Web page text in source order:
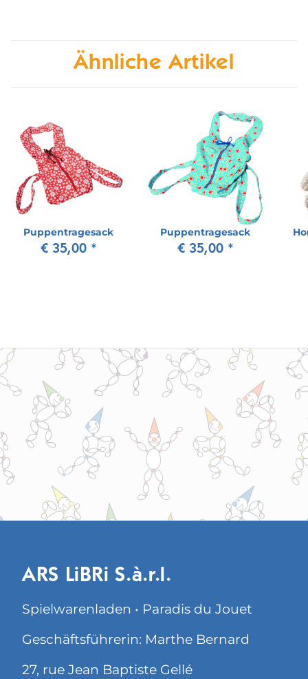
Ähnliche Artikel
Puppentragesack
€ 35,00 *
Puppentragesack
€ 35,00 *
ARS LiBRi S.à.r.l.
Spielwarenladen • Paradis du Jouet
Geschäftsführerin: Marthe Bernard
27, rue Jean Baptiste Gellé